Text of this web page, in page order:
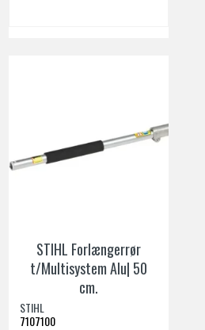
STIHL Forlængerrør
t/Multisystem Alu| 50
cm.
STIHL
7107100